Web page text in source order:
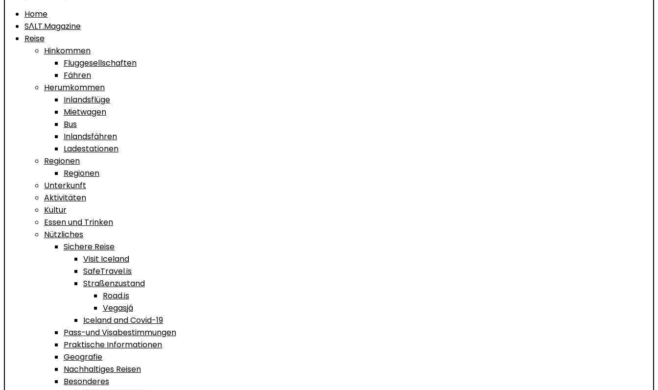
Home
SΛLT.Magazine
Reise
Hinkommen
Fluggesellschaften
Fähren
Herumkommen
Inlandsflüge
Mietwagen
Bus
Inlandsfähren
Ladestationen
Regionen
Regionen
Unterkunft
Aktivitäten
Kultur
Essen und Trinken
Nützliches
Sichere Reise
Visit Iceland
SafeTravel.is
Straßenzustand
Road.is
Vegasjá
Iceland and Covid-19
Pass-und Visabestimmungen
Praktische Informationen
Geografie
Nachhaltiges Reisen
Besonderes